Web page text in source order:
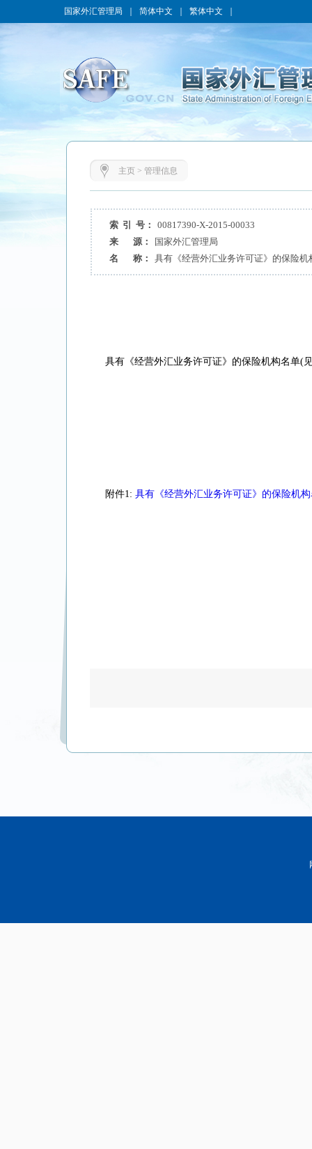
国家外汇管理局 简体中文 繁体中文
主页> 管理信息
索 引 号：
00817390-X-2015-00033
来 源：
国家外汇管理局
名 称：
具有《经营外汇业务许可证》的保险机
具有《经营外汇业务许可证》的保险机构名单(
附件1: 具有《经营外汇业务许可证》的保险机